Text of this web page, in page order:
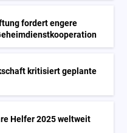
fordert engere
kritisiert geplante
Helfer 2025 weltweit